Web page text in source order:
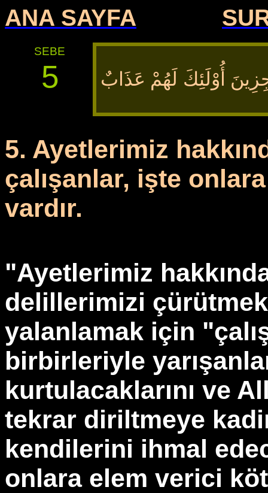
ANA SAYFA
SEBE
5 أُوْلَئِكَ لَهُمْ عَذَابٌ
5. Ayetlerimiz
çalışanlar, işte
vardır.
"Ayetlerimiz
delillerimizi
yalanlamak için
birbirleriyle
kurtulacaklarını ve
tekrar diriltmeye
kendilerini ihmal
onlara elem verici